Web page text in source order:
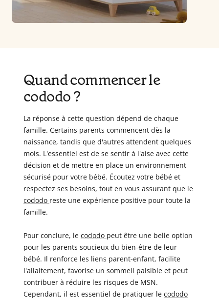
Quand commencer le
cododo ?
La réponse à cette question dépend de chaque
famille. Certains parents commencent dès la
naissance, tandis que d'autres attendent quelques
mois. L'essentiel est de se sentir à l'aise avec cette
décision et de mettre en place un environnement
sécurisé pour votre bébé. Écoutez votre bébé et
respectez ses besoins, tout en vous assurant que le
cododo reste une expérience positive pour toute la
famille.
Pour conclure, le cododo peut être une belle option
pour les parents soucieux du bien-être de leur
bébé. Il renforce les liens parent-enfant, facilite
l'allaitement, favorise un sommeil paisible et peut
contribuer à réduire les risques de MSN.
Cependant, il est essentiel de pratiquer le cododo